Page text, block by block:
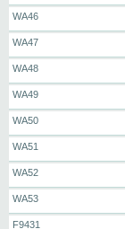
WA46
WA47
WA48
WA49
WA50
WA51
WA52
WA53
F9431